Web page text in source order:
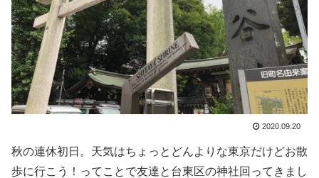
2020.09.20
秋の連休初日。天気はちょっとどんよりな東京だけどお散
歩に行こう！ってことで友達と台東区の神社回ってきまし